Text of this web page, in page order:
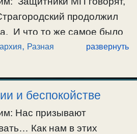
продолжил
И что то же самое было
в период турецкого
вы скажете про анафему
v? А так же, что эти
– это их личные грехи.
анафематствовал
самого начала, на
, Разная
развернуть
и беспокойстве
Нас призывают
Как нам в этих